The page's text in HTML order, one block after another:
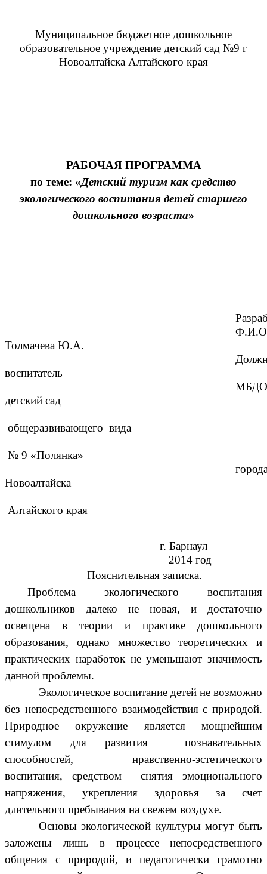
Муниципальное бюджетное дошкольное
образовательное учреждение детский сад №9 г
Новоалтайска Алтайского края
РАБОЧАЯ ПРОГРАММА
по теме: «Детский туризм как средство
экологического воспитания детей старшего
дошкольного возраста»
Толмачева Ю.А.
воспитатель
детский сад
общеразвивающего вида
№ 9 «Полянка»
Новоалтайска
Алтайского края
г. Барнаул
2014 год
Пояснительная записка.
Проблема экологического воспитания
дошкольников далеко не новая, и достаточно
освещена в теории и практике дошкольного
образования, однако множество теоретических и
практических наработок не уменьшают значимость
данной проблемы.
Экологическое воспитание детей не возможно
без непосредственного взаимодействия с природой.
Природное окружение является мощнейшим
стимулом для развития познавательных
способностей, нравственно-эстетического
воспитания, средством снятия эмоционального
напряжения, укрепления здоровья за счет
длительного пребывания на свежем воздухе.
Основы экологической культуры могут быть
заложены лишь в процессе непосредственного
общения с природой, и педагогически грамотно